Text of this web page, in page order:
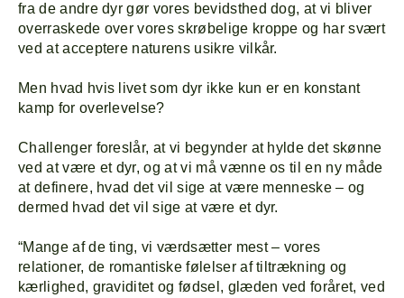
fra de andre dyr gør vores bevidsthed dog, at vi bliver
overraskede over vores skrøbelige kroppe og har svært
ved at acceptere naturens usikre vilkår.
Men hvad hvis livet som dyr ikke kun er en konstant
kamp for overlevelse?
Challenger foreslår, at vi begynder at hylde det skønne
ved at være et dyr, og at vi må vænne os til en ny måde
at definere, hvad det vil sige at være menneske – og
dermed hvad det vil sige at være et dyr.
“Mange af de ting, vi værdsætter mest – vores
relationer, de romantiske følelser af tiltrækning og
kærlighed, graviditet og fødsel, glæden ved foråret, ved